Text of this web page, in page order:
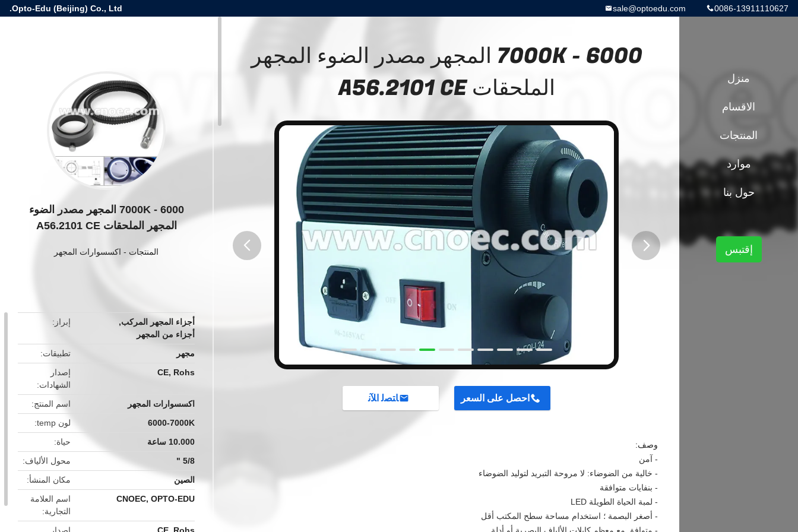
Opto-Edu (Beijing) Co., Ltd. 0086-13911110627
sale@optoedu.com
6000 - 7000K المجهر مصدر الضوء
المجهر الملحقات A56.2101 CE
المنتجات - اكسسوارات المجهر
إبراز أجزاء المجهر المركب,
أجزاء من المجهر
تطبيقات
مجهر
إصدار
الشهادات
CE, Rohs
اسم المنتج
اكسسوارات المجهر
لون temp
6000-7000K
حياة
10.000 ساعة
محول الألياف
5/8 "
مكان المنشأ
الصين
اسم العلامة
التجارية
CNOEC, OPTO-EDU
6000 - 7000K المجهر مصدر الضوء المجهر
الملحقات A56.2101 CE
احصل على السعر ﺎﺘﺼﻟ ﺍﻶﻧ
وصف:
- آمن
- خالية من الضوضاء: لا مروحة التبريد لتوليد الضوضاء
- بنفايات متوافقة
- لمبة الحياة الطويلة LED
- أصغر البصمة ؛ استخدام مساحة سطح المكتب أقل
منزل
الاقسام
المنتجات
موارد
حول بنا
إقتبس